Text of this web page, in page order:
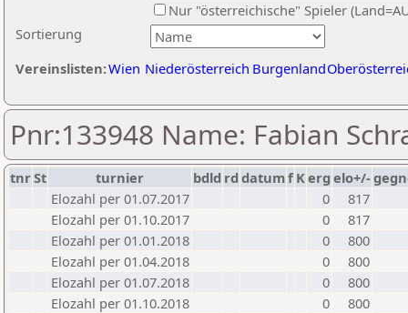
Sortierung
Nur "österreichische" Spieler
Vereinslisten:Wien Niederösterreich Burgenland
Pnr:133948 Name: Fabian
tnrSt turnier bdld rd datumf Kerg elo+/-
Elozahl per 01.07.2017
0
817
Elozahl per 01.10.2017
0
817
Elozahl per 01.01.2018
0
800
Elozahl per 01.04.2018
0
800
Elozahl per 01.07.2018
0
800
Elozahl per 01.10.2018
0
800